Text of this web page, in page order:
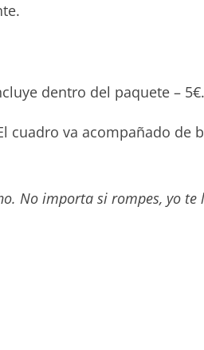
dentro del paquete – 5€.
cuadro va acompañado de
No importa si rompes, yo te